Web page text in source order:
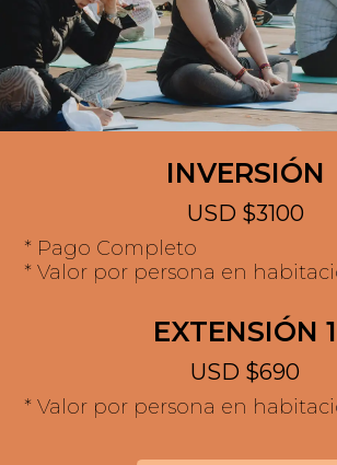
INVERSIÓN
USD $3100
* Valor por persona en